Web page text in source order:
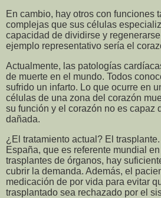
En cambio, hay otros con funciones
complejas que sus células
capacidad de dividirse y
ejemplo representativo sería el
Actualmente, las patologías
de muerte en el mundo. Todos
sufrido un infarto. Lo que ocurre en
células de una zona del corazón
su función y el corazón no es capaz
dañada.
¿El tratamiento actual? El
España, que es referente mundial
trasplantes de órganos, hay
cubrir la demanda. Además, el
medicación de por vida para evitar
trasplantado sea rechazado por el